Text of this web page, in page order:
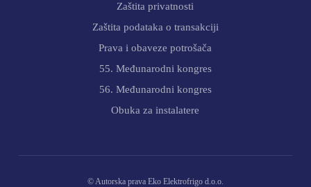
Zaštita privatnosti
Zaštita podataka o transakciji
Prava i obaveze potrošača
55. Međunarodni kongres
56. Međunarodni kongres
Obuka za instalatere
© Autorska prava Eko Elektrofrigo d.o.o.